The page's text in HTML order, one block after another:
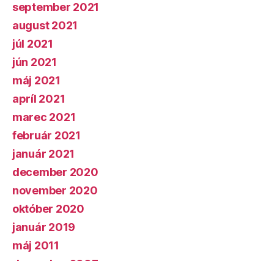
september 2021
august 2021
júl 2021
jún 2021
máj 2021
apríl 2021
marec 2021
február 2021
január 2021
december 2020
november 2020
október 2020
január 2019
máj 2011